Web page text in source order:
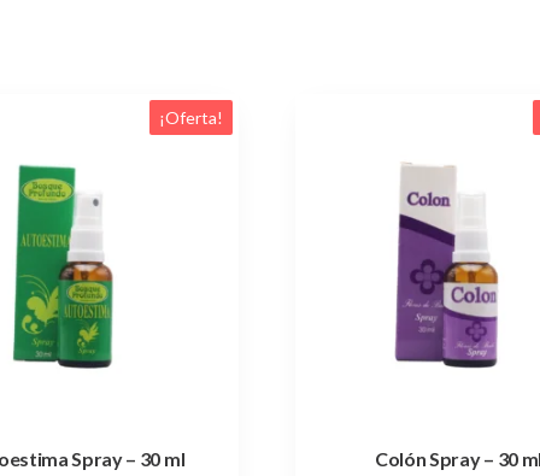
¡Oferta!
Spray – 30 ml Colón Spray – 30 ml